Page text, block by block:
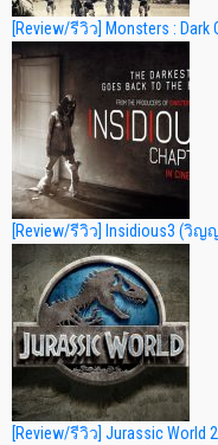
[Review/รีวิว] Monsters : Dark
[Review/รีวิว] Insidious3 (วิ
[Review/รีวิว] Jurassic World